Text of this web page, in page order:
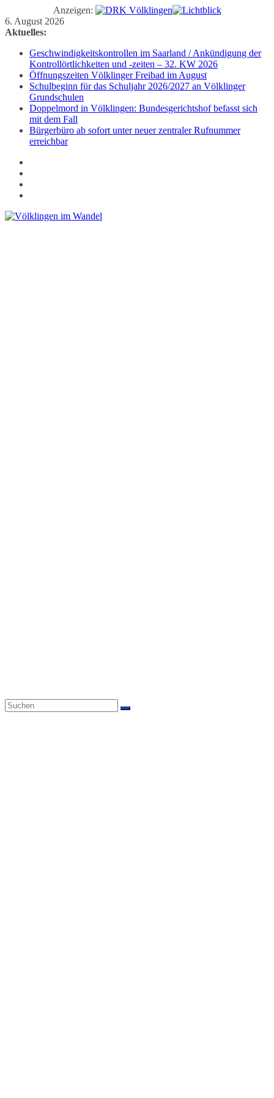
Anzeigen:
Zum
Inhalt
6. August 2026
Aktuelles:
Geschwindigkeitskontrollen im Saarland / Ankündigung der
Kontrollörtlichkeiten und -zeiten – 32. KW 2026
Öffnungszeiten Völklinger Freibad im August
Schulbeginn für das Schuljahr 2026/2027 an Völklinger
Grundschulen
Doppelmord in Völklingen: Bundesgerichtshof befasst sich
mit dem Fall
Bürgerbüro ab sofort unter neuer zentraler Rufnummer
erreichbar